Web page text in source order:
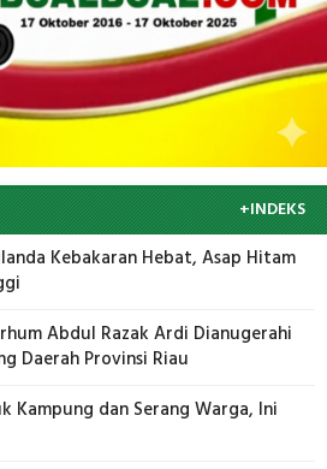
+INDEKS
Kebakaran Hebat, Asap Hitam
Abdul Razak Ardi Dianugerahi
Daerah Provinsi Riau
Kampung dan Serang Warga, Ini